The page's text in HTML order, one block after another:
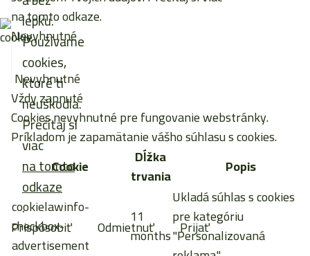
lepku.
Používame
cookies,
ktoré ti
neuškodia.
Prečítaj si
viac
na tomto
odkaze
.
Prispôsobiť Odmietnuť Prijať
na tomto odkaze.
Nevyhnutné
Nevyhnutné
Vždy zapnuté
Cookies nevyhnutné pre fungovanie webstránky.
Príkladom je zapamätanie vášho súhlasu s cookies.
Cookie
Dĺžka
trvania
Popis
cookielawinfo-
checkbox-
advertisement
11
months
Ukladá súhlas s cookies
pre kategóriu
"Personalizovaná